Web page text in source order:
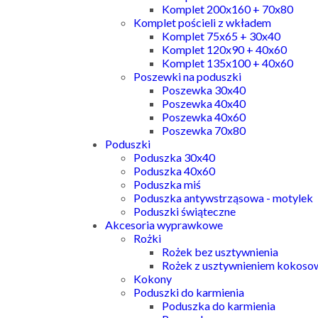
Komplet 200x160 + 70x80
Komplet pościeli z wkładem
Komplet 75x65 + 30x40
Komplet 120x90 + 40x60
Komplet 135x100 + 40x60
Poszewki na poduszki
Poszewka 30x40
Poszewka 40x40
Poszewka 40x60
Poszewka 70x80
Poduszki
Poduszka 30x40
Poduszka 40x60
Poduszka miś
Poduszka antywstrząsowa - motylek
Poduszki świąteczne
Akcesoria wyprawkowe
Rożki
Rożek bez usztywnienia
Rożek z usztywnieniem
Kokony
Poduszki do karmienia
Poduszka do karmienia